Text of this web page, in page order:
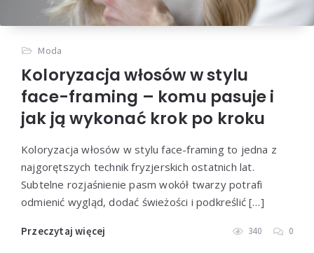
Moda
Koloryzacja włosów w stylu
face-framing – komu pasuje i
jak ją wykonać krok po kroku
Koloryzacja włosów w stylu face-framing to jedna z
najgorętszych technik fryzjerskich ostatnich lat.
Subtelne rozjaśnienie pasm wokół twarzy potrafi
odmienić wygląd, dodać świeżości i podkreślić […]
Przeczytaj więcej 340 0